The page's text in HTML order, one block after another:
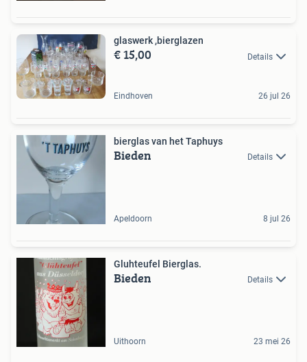
glaswerk ,bierglazen
€ 15,00 Details
Eindhoven 26 jul 26
bierglas van het Taphuys
Bieden Details
Apeldoorn 8 jul 26
Gluhteufel Bierglas.
Bieden Details
Uithoorn 23 mei 26